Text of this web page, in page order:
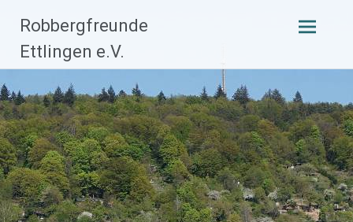
Robbergfreunde
Ettlingen e.V.
Zum
Inhalt